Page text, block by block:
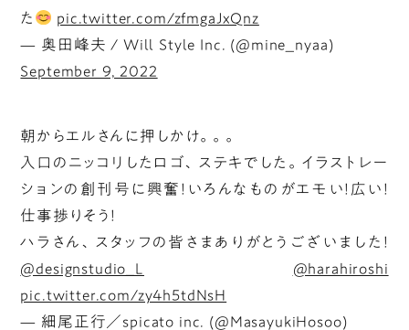
た
pic.twitter.com/zfmgaJxQnz
— 奥田峰夫 / Will Style Inc. (@mine_nyaa)
September 9, 2022
朝からエルさんに押しかけ。。。
入口のニッコリしたロゴ、ステキでした。イラストレー
ションの創刊号に興奮！いろんなものがエモい！広い！
仕事捗りそう！
ハラさん、スタッフの皆さまありがとうございました！
@designstudio_L
@harahiroshi
pic.twitter.com/zy4h5tdNsH
— 細尾正行／spicato inc. (@MasayukiHosoo)